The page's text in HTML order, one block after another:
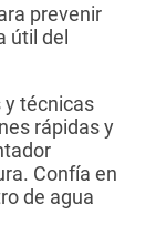
prevenir
útil del
y técnicas
rápidas y
Confía en
de agua